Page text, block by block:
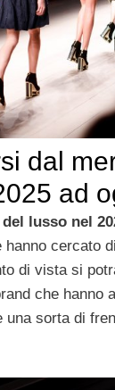
dal
ad
lusso nel
cercato
di vista si
che hanno
una sorta di